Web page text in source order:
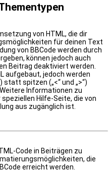
von HTML, die dir
für deinen Text
von BBCode werden durch
können jedoch auch
Beitrag deaktiviert werden.
aufgebaut, jedoch werden
statt spitzen („<“ und „>“)
Informationen zu
Hilfe-Seite, die von
aus zugänglich ist.
Code in Beiträgen zu
die
erreicht werden.